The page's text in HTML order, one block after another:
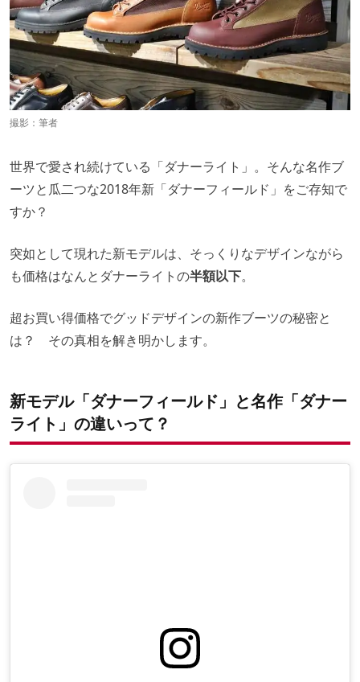
撮影：筆者
世界で愛され続けている「ダナーライト」。そんな名作ブ
ーツと瓜二つな2018年新「ダナーフィールド」をご存知で
すか？
突如として現れた新モデルは、そっくりなデザインながら
も価格はなんとダナーライトの半額以下。
超お買い得価格でグッドデザインの新作ブーツの秘密と
は？ その真相を解き明かします。
新モデル「ダナーフィールド」と名作「ダナー
ライト」の違いって？